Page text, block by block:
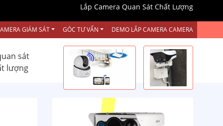
Lắp Camera Quan Sát Chất Lượng
GIÁM SÁT GÓC TƯ VẤN DEMO LẮP CAMERA CAMERA
sát
lượng